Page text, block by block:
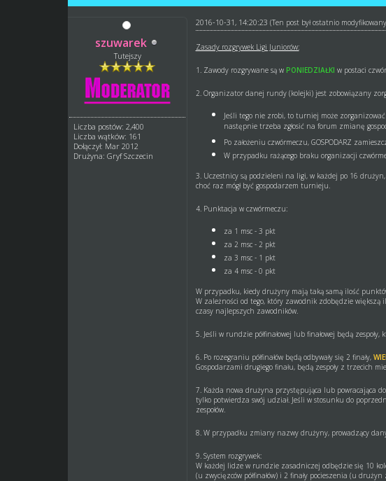
szuwarek
Tutejszy
Liczba postów: 2,400
Liczba wątków: 161
Dołączył: Mar 2012
Drużyna: Gryf Szczecin
2016-10-31, 14:20:23 (Ten post był ostatnio
Zasady rozgrywek Ligi Juniorów:
1. Zawody rozgrywane są w PONIEDZIAŁKI w postaci
2. Organizator danej rundy (kolejki) jest zobowiązany
Jeśli tego nie zrobi, to turniej może
następnie trzeba zgłosić na forum zmianę
Po założeniu czwórmeczu, GOSPODARZ
W przypadku rażącego braku organizacji
3. Uczestnicy są podzieleni na ligi, w każdej po 16
choć raz mógł być gospodarzem turnieju.
4. Punktacja w czwórmeczu:
za 1 msc - 3 pkt
za 2 msc - 2 pkt
za 3 msc - 1 pkt
za 4 msc - 0 pkt
W przypadku, kiedy drużyny mają taką samą ilość
W zależności od tego, który zawodnik zdobędzie
czasy najlepszych zawodników.
5. Jeśli w rundzie półfinałowej lub finałowej będą
6. Po rozegraniu półfinałów będą odbywały się 2 finały,
Gospodarzami drugiego finału, będą zespoły z trzecich
7. Każda nowa drużyna przystępująca lub powracająca
tylko potwierdza swój udział. Jeśli w stosunku do
zespołów.
8. W przypadku zmiany nazwy drużyny, prowadzący
9. System rozgrywek:
W każdej lidze w rundzie zasadniczej odbędzie się 10
(u zwycięzców półfinałów) i 2 finały pocieszenia (u